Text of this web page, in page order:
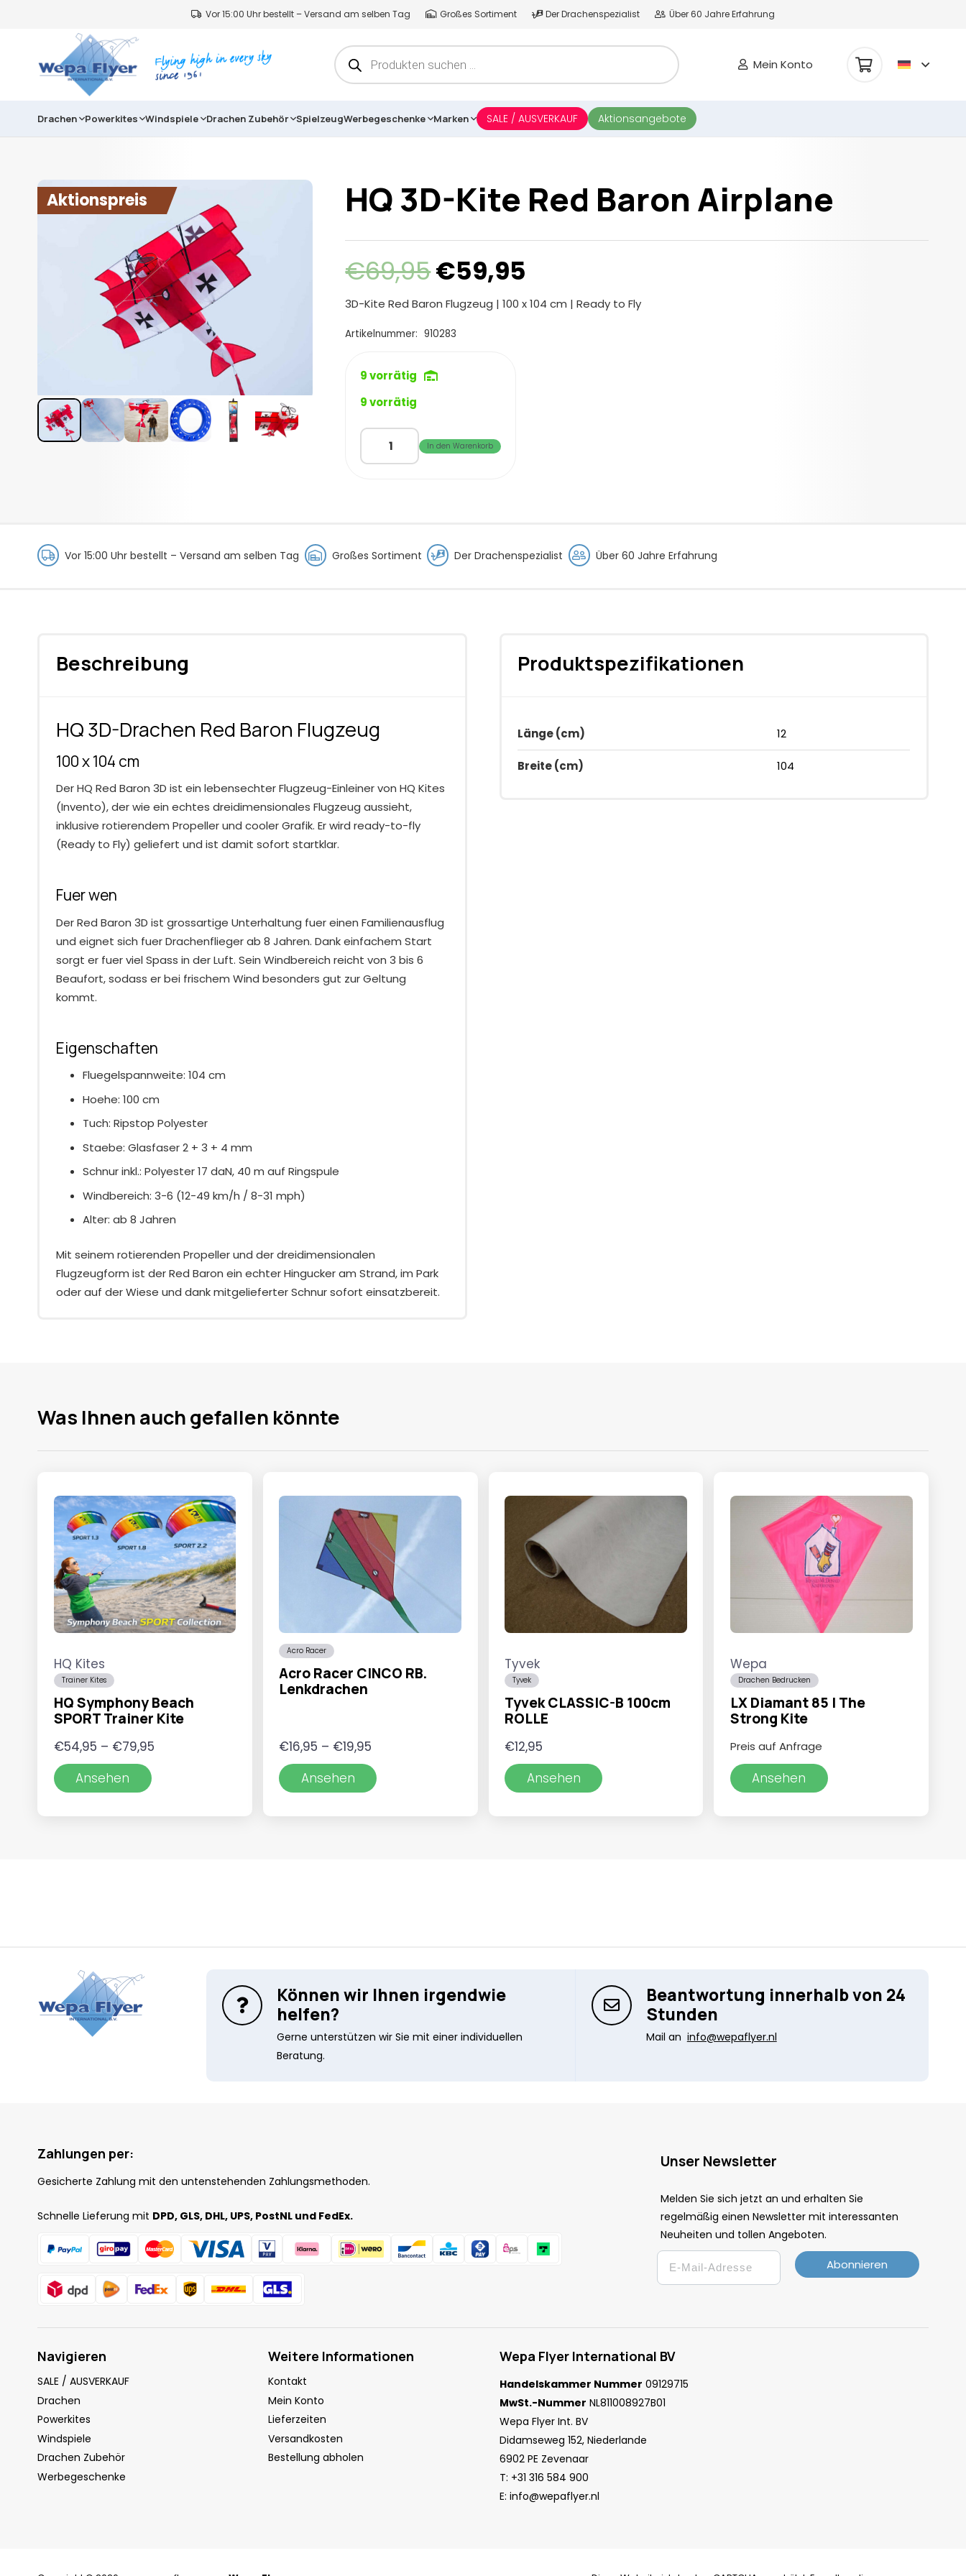
Vor 15:00 Uhr bestellt – Versand am selben Tag Großes Sortiment Der Drachenspezialist Über 60 Jahre Erfahrung
Products
search Mein Konto
Drachen Powerkites Windspiele Drachen Zubehör SpielzeugWerbegeschenke Marken SALE / AUSVERKAUF Aktionsangebote
Aktionspreis HQ 3D-Kite Red Baron Airplane
€69,95Ursprünglicher
Preis
war:
€69,95
€59,95
ist:
3D-Kite Red Baron Flugzeug | 100 x 104 cm | Ready to Fly
Artikelnummer: 910283
9 vorrätig
9 vorrätig
HQ
Menge
In den Warenkorb
Vor 15:00 Uhr bestellt – Versand am selben Tag Großes Sortiment Der Drachenspezialist Über 60 Jahre Erfahrung
Beschreibung
HQ 3D-Drachen Red Baron Flugzeug
100 x 104 cm
Der HQ Red Baron 3D ist ein lebensechter Flugzeug-Einleiner von HQ Kites
(Invento), der wie ein echtes dreidimensionales Flugzeug aussieht,
inklusive rotierendem Propeller und cooler Grafik. Er wird ready-to-fly
(Ready to Fly) geliefert und ist damit sofort startklar.
Fuer wen
Der Red Baron 3D ist grossartige Unterhaltung fuer einen Familienausflug
und eignet sich fuer Drachenflieger ab 8 Jahren. Dank einfachem Start
sorgt er fuer viel Spass in der Luft. Sein Windbereich reicht von 3 bis 6
Beaufort, sodass er bei frischem Wind besonders gut zur Geltung
kommt.
Eigenschaften
Fluegelspannweite: 104 cm
Hoehe: 100 cm
Tuch: Ripstop Polyester
Staebe: Glasfaser 2 + 3 + 4 mm
Schnur inkl.: Polyester 17 daN, 40 m auf Ringspule
Windbereich: 3-6 (12-49 km/h / 8-31 mph)
Alter: ab 8 Jahren
Mit seinem rotierenden Propeller und der dreidimensionalen
Flugzeugform ist der Red Baron ein echter Hingucker am Strand, im Park
oder auf der Wiese und dank mitgelieferter Schnur sofort einsatzbereit.
Produktspezifikationen
Länge (cm) 12
Breite (cm) 104
Was Ihnen auch gefallen könnte
HQ Kites
Trainer Kites
HQ Symphony Beach
SPORT Trainer Kite
€54,95 – €79,95Preisspanne:
Ansehen
Acro Racer
Acro Racer CINCO RB.
Lenkdrachen
€16,95 – €19,95
€16,95
bis
Ansehen
Tyvek
Tyvek
Tyvek CLASSIC-B 100cm
ROLLE
€12,95
Ansehen
Wepa
Drachen Bedrucken
LX Diamant 85 | The
Strong Kite
Preis auf Anfrage
Ansehen
Können wir Ihnen irgendwie
helfen?
Gerne unterstützen wir Sie mit einer individuellen
Beratung.
Beantwortung innerhalb von 24
Stunden
Mail an info@wepaflyer.nl
Zahlungen per:
Gesicherte Zahlung mit den untenstehenden Zahlungsmethoden.
Schnelle Lieferung mit DPD, GLS, DHL, UPS, PostNL und FedEx.
Unser Newsletter
Melden Sie sich jetzt an und erhalten Sie
regelmäßig einen Newsletter mit interessanten
Neuheiten und tollen Angeboten.
Email
Abonnieren
Navigieren
SALE / AUSVERKAUF
Drachen
Powerkites
Windspiele
Drachen Zubehör
Werbegeschenke
Weitere Informationen
Kontakt
Mein Konto
Lieferzeiten
Versandkosten
Bestellung abholen
Wepa Flyer International BV
Handelskammer Nummer 09129715
MwSt.-Nummer NL811008927B01
Wepa Flyer Int. BV
Didamseweg 152, Niederlande
6902 PE Zevenaar
T: +31 316 584 900
E: info@wepaflyer.nl